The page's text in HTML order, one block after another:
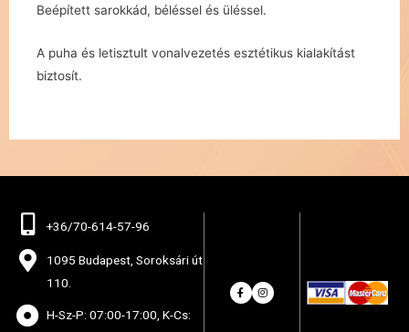
Beépített sarokkád, béléssel és üléssel.
A puha és letisztult vonalvezetés esztétikus kialakítást
biztosít.
+36/70-614-57-96
1095 Budapest, Soroksári út
110.
H-Sz-P: 07:00-17:00, K-Cs: